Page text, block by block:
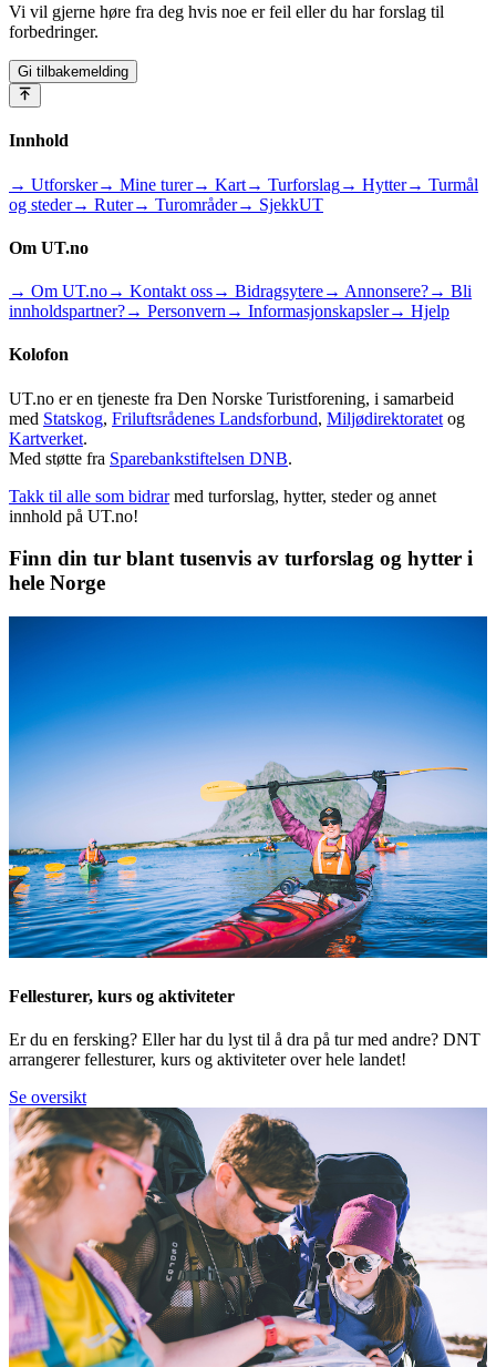
Vi vil gjerne høre fra deg hvis noe er feil eller du har forslag til
forbedringer.
Gi tilbakemelding
Innhold
→ Utforsker→ Mine turer→ Kart→ Turforslag→ Hytter→ Turmål
og steder→ Ruter→ Turområder→ SjekkUT
Om UT.no
→ Om UT.no→ Kontakt oss→ Bidragsytere→ Annonsere?→ Bli
innholdspartner?→ Personvern → Informasjonskapsler→ Hjelp
Kolofon
UT.no er en tjeneste fra Den Norske Turistforening, i samarbeid
med Statskog, Friluftsrådenes Landsforbund, Miljødirektoratet og
Kartverket.
Med støtte fra Sparebankstiftelsen DNB.
Takk til alle som bidrar med turforslag, hytter, steder og annet
innhold på UT.no!
Finn din tur blant tusenvis av turforslag og hytter i
hele Norge
Fellesturer, kurs og aktiviteter
Er du en fersking? Eller har du lyst til å dra på tur med andre? DNT
arrangerer fellesturer, kurs og aktiviteter over hele landet!
Se oversikt